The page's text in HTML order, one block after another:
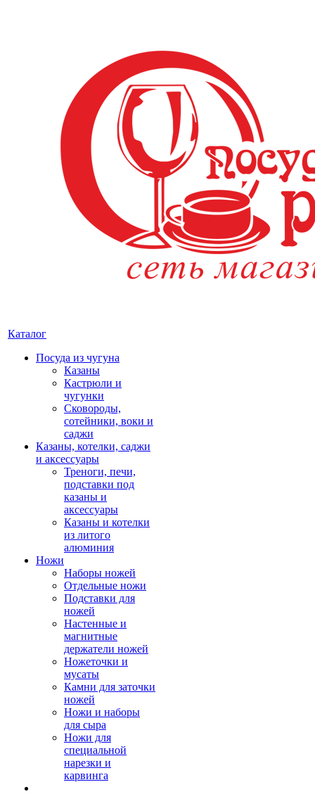
Каталог
Посуда из чугуна
Казаны
Кастрюли и
чугунки
Сковороды,
сотейники, воки и
саджи
Казаны, котелки, саджи
и аксессуары
Треноги, печи,
подставки под
казаны и
аксессуары
Казаны и котелки
из литого
алюминия
Ножи
Наборы ножей
Отдельные ножи
Подставки для
ножей
Настенные и
магнитные
держатели ножей
Ножеточки и
мусаты
Камни для заточки
ножей
Ножи и наборы
для сыра
Ножи для
специальной
нарезки и
карвинга